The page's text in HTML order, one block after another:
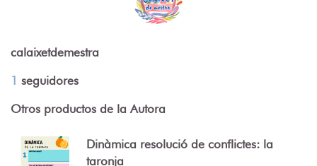
calaixetdemestra
1 seguidores
Otros productos de la Autora
Dinàmica resolució de conflictes: la
taronja